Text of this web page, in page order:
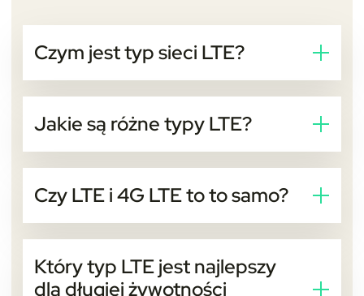
Czym jest typ sieci LTE?
się inną prędkością, zużyciem energii i zasięgiem.
Pomaga to określić, jak urządzenie działa w sieci.
Jakie są różne typy LTE?
LTE Cat 1
LTE Cat 1bis
NB-IoT
Czy LTE i 4G LTE to to samo?
codziennym użyciu oba terminy oznaczają to samo.
Który typ LTE jest najlepszy
dla długiej żywotności